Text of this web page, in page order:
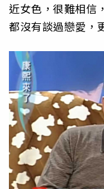
近女色，很難相信
都沒有談過戀愛，